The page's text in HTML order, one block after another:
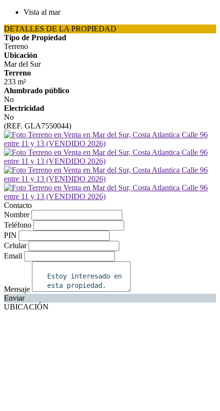
Vista al mar
DETALLES DE LA PROPIEDAD
Tipo de Propiedad
Terreno
Ubicación
Mar del Sur
Terreno
233 m²
Alumbrado público
No
Electricidad
No
(REF. GLA7550044)
Contacto
Nombre
Teléfono
PIN
Celular
Email
Mensaje
Enviar
UBICACIÓN